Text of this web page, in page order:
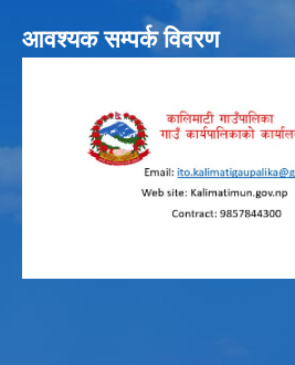
आवश्यक सम्पर्क विवरण